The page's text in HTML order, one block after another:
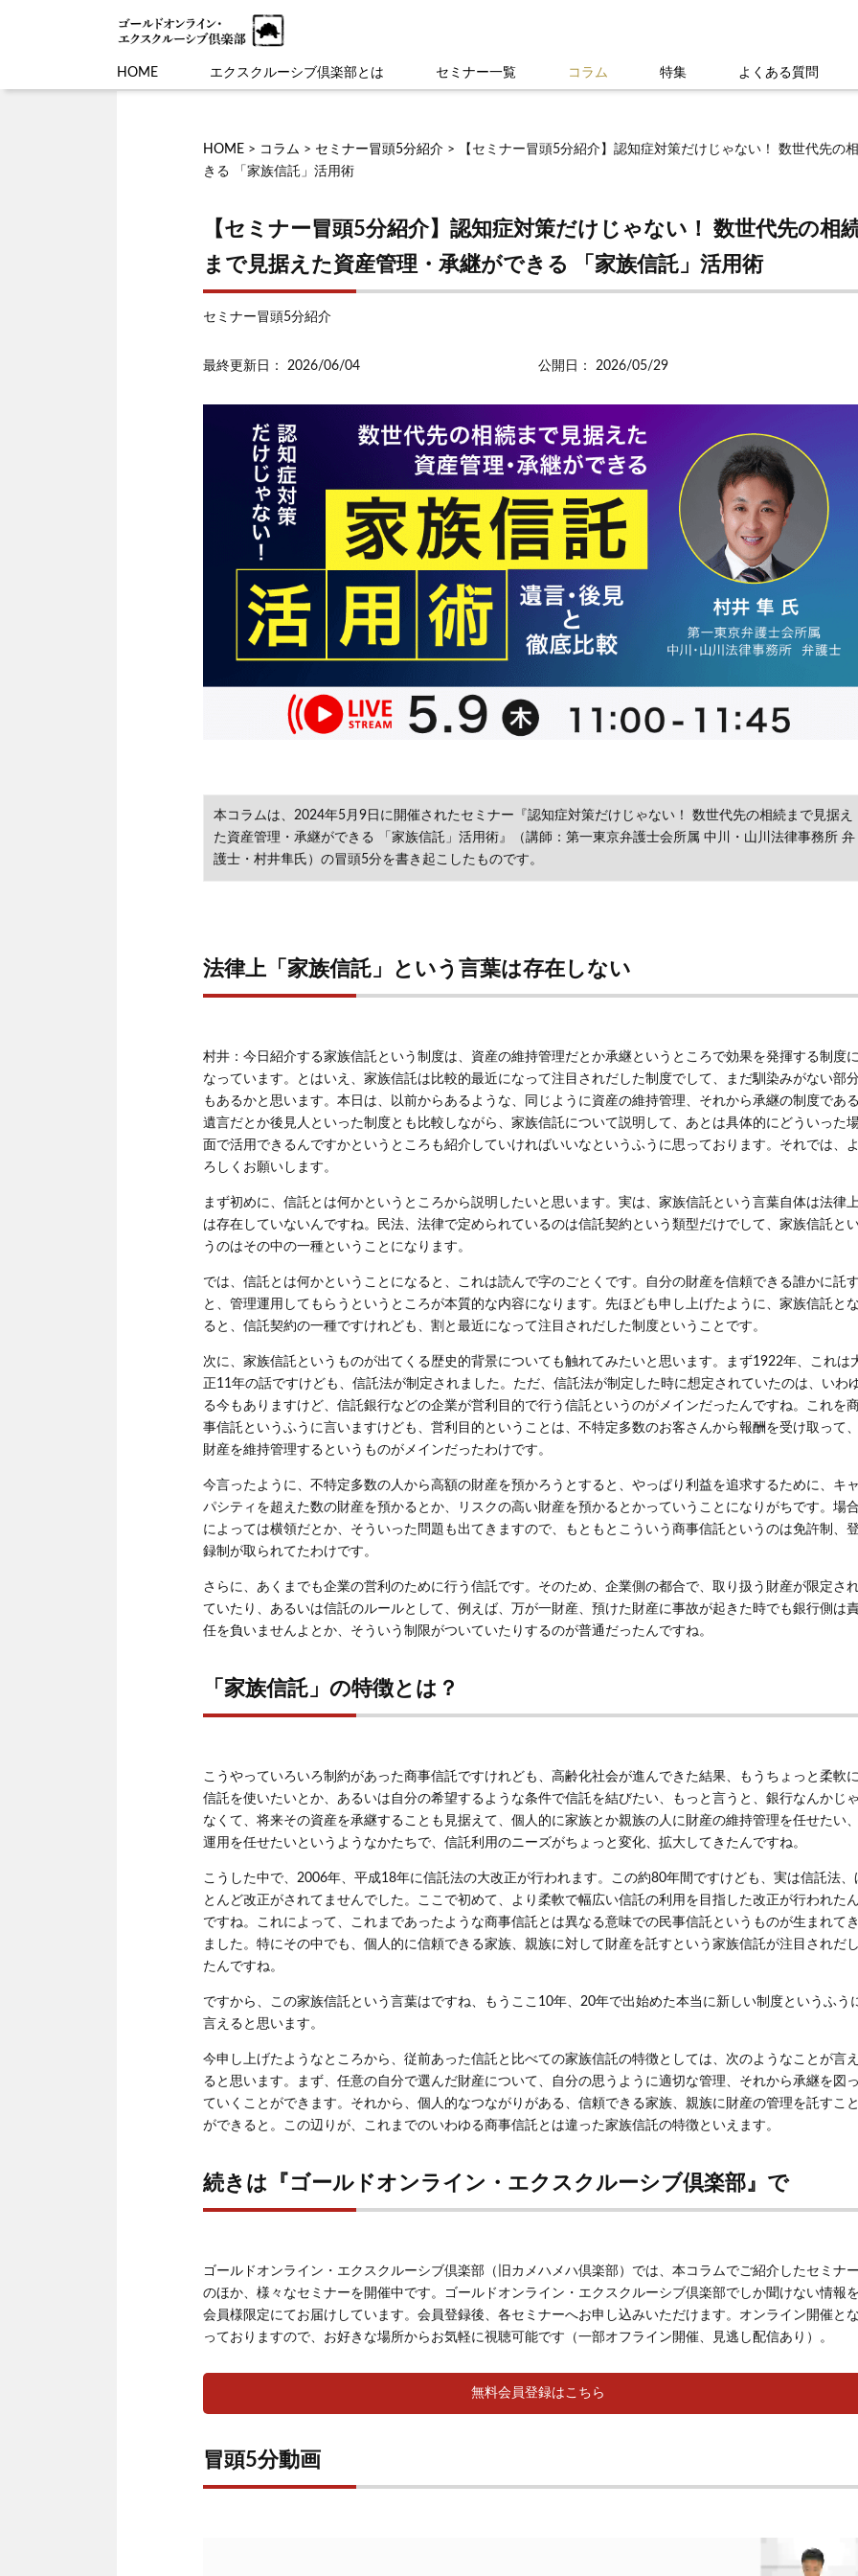
HOME エクスクルーシブ倶楽部とは セミナー一覧 コラム 特集 よくある質問
HOME > コラム > セミナー冒頭5分紹介 > 【セミナー冒頭5分紹介】認知症対策だけじゃない！ 数世代先の
きる 「家族信託」活用術
【セミナー冒頭5分紹介】認知症対策だけじゃない！ 数世代先の相
まで見据えた資産管理・承継ができる 「家族信託」活用術
セミナー冒頭5分紹介
最終更新日： 2026/06/04 公開日： 2026/05/29
本コラムは、2024年5月9日に開催されたセミナー『認知症対策だけじゃない！ 数世代先の相続まで見据え
た資産管理・承継ができる 「家族信託」活用術』（講師：第一東京弁護士会所属 中川・山川法律事務所 弁
護士・村井隼氏）の冒頭5分を書き起こしたものです。
法律上「家族信託」という言葉は存在しない
村井：今日紹介する家族信託という制度は、資産の維持管理だとか承継というところで効果を発揮する制度に
なっています。とはいえ、家族信託は比較的最近になって注目されだした制度でして、まだ馴染みがない部
もあるかと思います。本日は、以前からあるような、同じように資産の維持管理、それから承継の制度である
遺言だとか後見人といった制度とも比較しながら、家族信託について説明して、あとは具体的にどういった
面で活用できるんですかというところも紹介していければいいなというふうに思っております。それでは、よ
ろしくお願いします。
まず初めに、信託とは何かというところから説明したいと思います。実は、家族信託という言葉自体は法律上
は存在していないんですね。民法、法律で定められているのは信託契約という類型だけでして、家族信託と
うのはその中の一種ということになります。
では、信託とは何かということになると、これは読んで字のごとくです。自分の財産を信頼できる誰かに託す
と、管理運用してもらうというところが本質的な内容になります。先ほども申し上げたように、家族信託とな
ると、信託契約の一種ですけれども、割と最近になって注目されだした制度ということです。
次に、家族信託というものが出てくる歴史的背景についても触れてみたいと思います。まず1922年、これは
正11年の話ですけども、信託法が制定されました。ただ、信託法が制定した時に想定されていたのは、いわ
る今もありますけど、信託銀行などの企業が営利目的で行う信託というのがメインだったんですね。これを
事信託というふうに言いますけども、営利目的ということは、不特定多数のお客さんから報酬を受け取って、
財産を維持管理するというものがメインだったわけです。
今言ったように、不特定多数の人から高額の財産を預かろうとすると、やっぱり利益を追求するために、キャ
パシティを超えた数の財産を預かるとか、リスクの高い財産を預かるとかっていうことになりがちです。場合
によっては横領だとか、そういった問題も出てきますので、もともとこういう商事信託というのは免許制、登
録制が取られてたわけです。
さらに、あくまでも企業の営利のために行う信託です。そのため、企業側の都合で、取り扱う財産が限定さ
ていたり、あるいは信託のルールとして、例えば、万が一財産、預けた財産に事故が起きた時でも銀行側は
任を負いませんよとか、そういう制限がついていたりするのが普通だったんですね。
「家族信託」の特徴とは？
こうやっていろいろ制約があった商事信託ですけれども、高齢化社会が進んできた結果、もうちょっと柔軟に
信託を使いたいとか、あるいは自分の希望するような条件で信託を結びたい、もっと言うと、銀行なんかじゃ
なくて、将来その資産を承継することも見据えて、個人的に家族とか親族の人に財産の維持管理を任せたい、
運用を任せたいというようなかたちで、信託利用のニーズがちょっと変化、拡大してきたんですね。
こうした中で、2006年、平成18年に信託法の大改正が行われます。この約80年間ですけども、実は信託法、
とんど改正がされてませんでした。ここで初めて、より柔軟で幅広い信託の利用を目指した改正が行われたん
ですね。これによって、これまであったような商事信託とは異なる意味での民事信託というものが生まれてき
ました。特にその中でも、個人的に信頼できる家族、親族に対して財産を託すという家族信託が注目されだし
たんですね。
ですから、この家族信託という言葉はですね、もうここ10年、20年で出始めた本当に新しい制度というふう
言えると思います。
今申し上げたようなところから、従前あった信託と比べての家族信託の特徴としては、次のようなことが言え
ると思います。まず、任意の自分で選んだ財産について、自分の思うように適切な管理、それから承継を図っ
ていくことができます。それから、個人的なつながりがある、信頼できる家族、親族に財産の管理を託すこと
ができると。この辺りが、これまでのいわゆる商事信託とは違った家族信託の特徴といえます。
続きは『ゴールドオンライン・エクスクルーシブ倶楽部』で
ゴールドオンライン・エクスクルーシブ倶楽部（旧カメハメハ倶楽部）では、本コラムでご紹介したセミナー
のほか、様々なセミナーを開催中です。ゴールドオンライン・エクスクルーシブ倶楽部でしか聞けない情報を
会員様限定にてお届けしています。会員登録後、各セミナーへお申し込みいただけます。オンライン開催とな
っておりますので、お好きな場所からお気軽に視聴可能です（一部オフライン開催、見逃し配信あり）。
無料会員登録はこちら
冒頭5分動画